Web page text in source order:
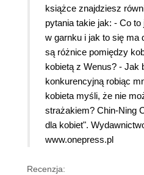
książce znajdziesz
pytania takie jak: - Co
w garnku i jak to się ma
są różnice pomiędzy
kobietą z Wenus? - Jak
konkurencyjną robiąc
kobieta myśli, że nie
strażakiem? Chin-Ning
dla kobiet".
www.onepress.pl
Recenzja: